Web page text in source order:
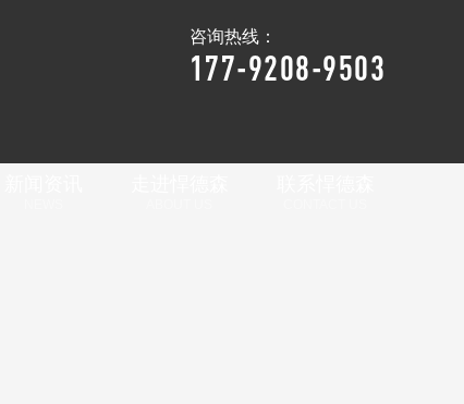
咨询热线：
177-9208-9503